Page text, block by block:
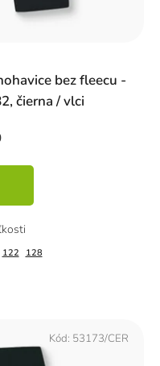
bez fleecu -
čierna / vlci
122 128
Kód: 53173/CER